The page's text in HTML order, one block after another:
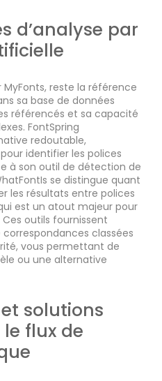
d’analyse par
reste la référence
sa base de données
référencés et sa capacité
FontSpring
redoutable,
identifier les polices
à son outil de détection de
se distingue quant
les résultats entre polices
est un atout majeur pour
outils fournissent
classées
vous permettant de
ou une alternative
solutions
flux de